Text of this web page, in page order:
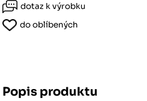
dotaz k výrobku
do oblíbených
Popis produktu